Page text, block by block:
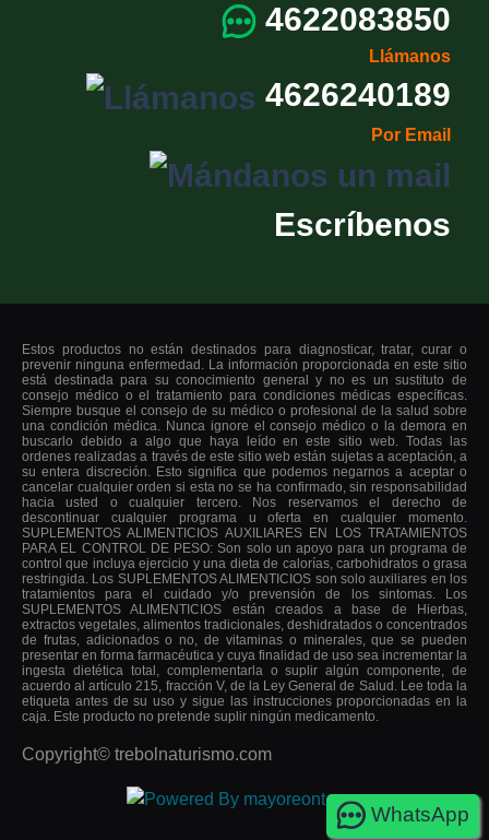
4622083850
Llámanos
4626240189
Por Email
Escríbenos
Estos productos no están destinados para diagnosticar, tratar, curar o
prevenir ninguna enfermedad. La información proporcionada en este sitio
está destinada para su conocimiento general y no es un sustituto de
consejo médico o el tratamiento para condiciones médicas específicas.
Siempre busque el consejo de su médico o profesional de la salud sobre
una condición médica. Nunca ignore el consejo médico o la demora en
buscarlo debido a algo que haya leído en este sitio web. Todas las
ordenes realizadas a través de este sitio web están sujetas a aceptación, a
su entera discreción. Esto significa que podemos negarnos a aceptar o
cancelar cualquier orden si esta no se ha confirmado, sin responsabilidad
hacia usted o cualquier tercero. Nos reservamos el derecho de
descontinuar cualquier programa u oferta en cualquier momento.
SUPLEMENTOS ALIMENTICIOS AUXILIARES EN LOS TRATAMIENTOS
PARA EL CONTROL DE PESO: Son solo un apoyo para un programa de
control que incluya ejercicio y una dieta de calorías, carbohidratos o grasa
restringida. Los SUPLEMENTOS ALIMENTICIOS son solo auxiliares en los
tratamientos para el cuidado y/o prevensión de los sintomas. Los
SUPLEMENTOS ALIMENTICIOS están creados a base de Hierbas,
extractos vegetales, alimentos tradicionales, deshidratados o concentrados
de frutas, adicionados o no, de vitaminas o minerales, que se pueden
presentar en forma farmacéutica y cuya finalidad de uso sea incrementar la
ingesta dietética total, complementarla o suplir algún componente, de
acuerdo al artículo 215, fracción V, de la Ley General de Salud. Lee toda la
etiqueta antes de su uso y sigue las instrucciones proporcionadas en la
caja. Este producto no pretende suplir ningún medicamento.
Copyright© trebolnaturismo.com
WhatsApp